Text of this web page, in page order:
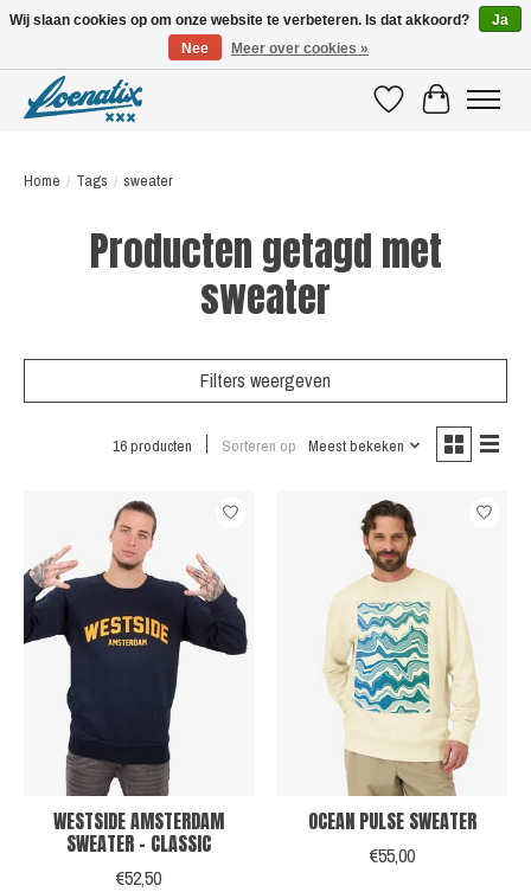
VerlanglijstWinkelwagen
Home / Tags / sweater
Producten getagd met
sweater
Filters weergeven
16 producten Sorteren op Meest bekeken
WESTSIDE AMSTERDAM
SWEATER - CLASSIC
€52,50
OCEAN PULSE SWEATER
€55,00
Wij slaan cookies op om onze website te verbeteren. Is dat akkoord?
Ja
Nee
Meer over cookies »